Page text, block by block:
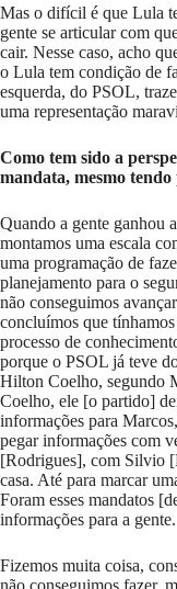
Mas o difícil é que Lula
gente se articular com
cair. Nesse caso, acho
o Lula tem condição de
esquerda, do PSOL,
uma representação
Como tem sido a
mandata, mesmo
Quando a gente ganhou
montamos uma escala
uma programação de
planejamento para o
não conseguimos
concluímos que
processo de
porque o PSOL já teve
Hilton Coelho, segundo
Coelho, ele [o partido]
informações para
pegar informações com
[Rodrigues], com Silvio
casa. Até para marcar
Foram esses mandatos
informações para a gente.
Fizemos muita coisa,
não conseguimos fazer,